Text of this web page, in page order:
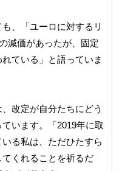
、「ユーロに対するリ
減価があったが、固定
ている」と語っていま
改定が自分たちにどう
います。「2019年に取
る私は、ただひたすら
くれることを祈るだ